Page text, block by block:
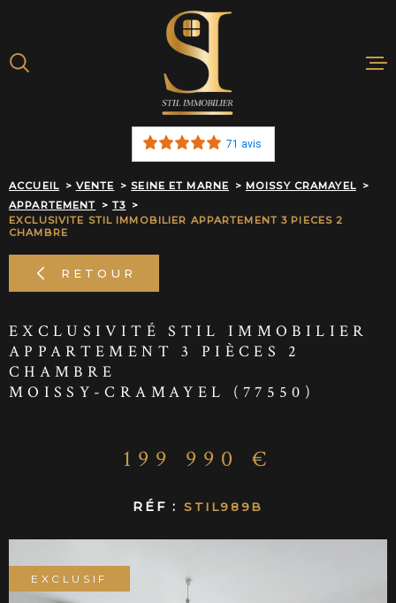
recherche
principal
CONTACT
71 avis
ACCUEIL VENTE SEINE ET MARNE
MOISSY CRAMAYEL
APPARTEMENT
T3
EXCLUSIVITE STIL IMMOBILIER APPARTEMENT 3 PIECES 2
CHAMBRE
RETOUR
EXCLUSIVITÉ STIL IMMOBILIER
APPARTEMENT 3 PIÈCES 2
CHAMBRE
MOISSY-CRAMAYEL (77550)
199 990 €
RÉF : STIL989B
EXCLUSIF